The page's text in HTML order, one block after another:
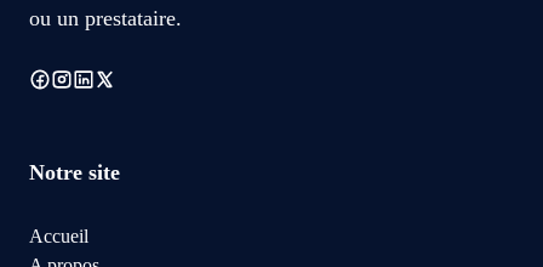
ou un prestataire.
Notre site
Accueil